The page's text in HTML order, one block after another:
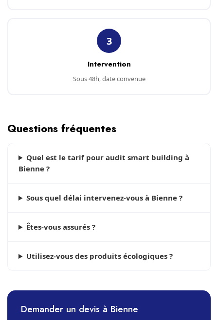
3
Intervention
Sous 48h, date convenue
Questions fréquentes
Quel est le tarif pour audit smart building à
Bienne ?
Sous quel délai intervenez-vous à Bienne ?
Êtes-vous assurés ?
Utilisez-vous des produits écologiques ?
Demander un devis à Bienne